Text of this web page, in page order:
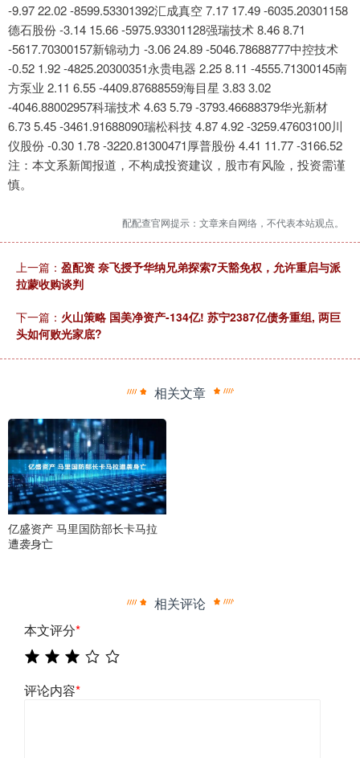
-9.97 22.02 -8599.53301392汇成真空 7.17 17.49 -6035.20301158
德石股份 -3.14 15.66 -5975.93301128强瑞技术 8.46 8.71
-5617.70300157新锦动力 -3.06 24.89 -5046.78688777中控技术
-0.52 1.92 -4825.20300351永贵电器 2.25 8.11 -4555.71300145南
方泵业 2.11 6.55 -4409.87688559海目星 3.83 3.02
-4046.88002957科瑞技术 4.63 5.79 -3793.46688379华光新材
6.73 5.45 -3461.91688090瑞松科技 4.87 4.92 -3259.47603100川
仪股份 -0.30 1.78 -3220.81300471厚普股份 4.41 11.77 -3166.52
注：本文系新闻报道，不构成投资建议，股市有风险，投资需谨
慎。
配配查官网提示：文章来自网络，不代表本站观点。
上一篇： 盈配资 奈飞授予华纳兄弟探索7天豁免权，允许重启与派
拉蒙收购谈判
下一篇： 火山策略 国美净资产-134亿! 苏宁2387亿债务重组, 两巨
头如何败光家底?
相关文章
亿盛资产 马里国防部长卡马拉
遭袭身亡
相关评论
本文评分*
评论内容*